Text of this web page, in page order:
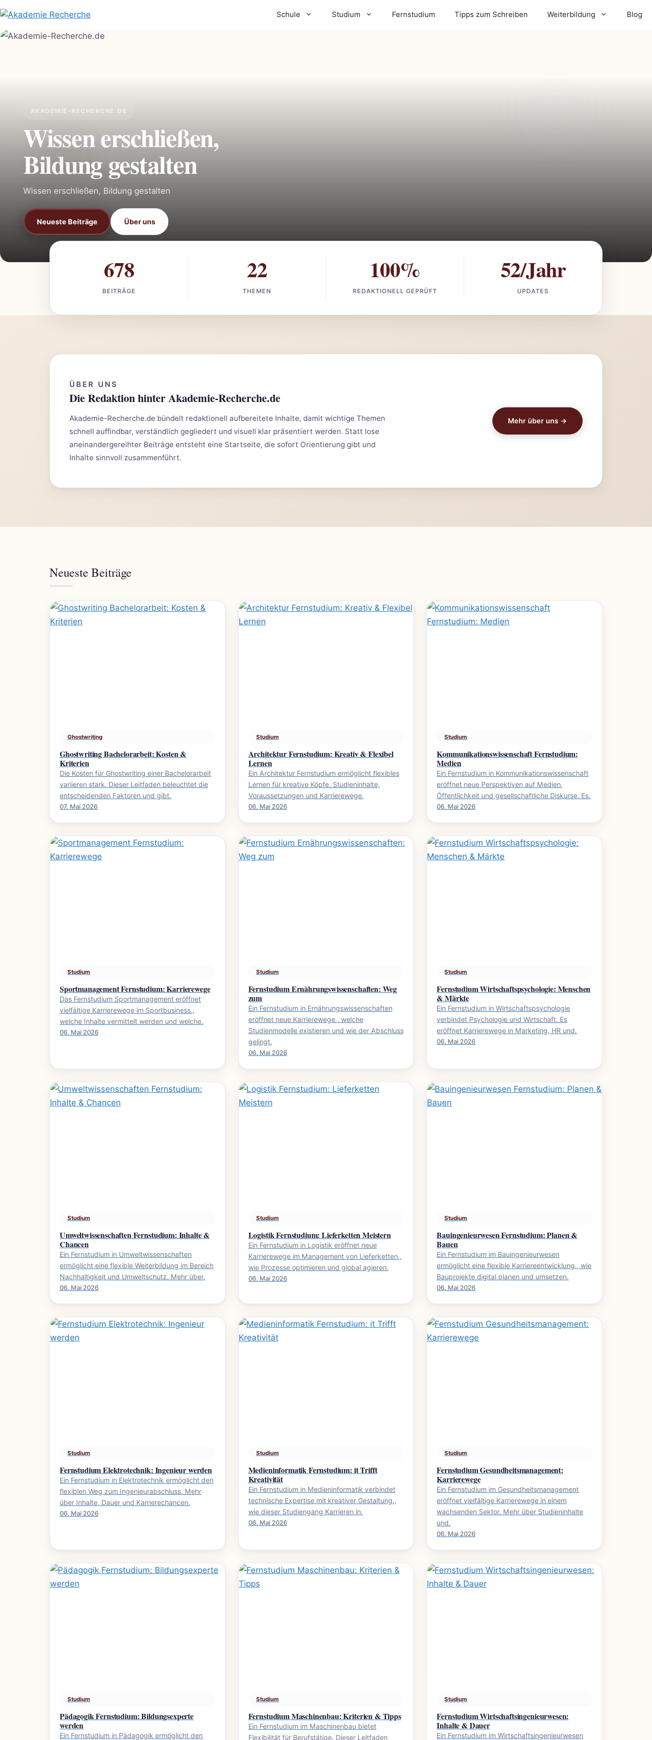
Inhalt
springen
Schule Studium Fernstudium Tipps zum Schreiben Weiterbildung Blog
AKADEMIE-RECHERCHE.DE
Wissen erschließen,
Bildung gestalten
Wissen erschließen, Bildung gestalten
Neueste Beiträge Über uns
678
BEITRÄGE
22
THEMEN
100%
REDAKTIONELL GEPRÜFT
52/Jahr
UPDATES
ÜBER UNS
Die Redaktion hinter Akademie-Recherche.de
Akademie-Recherche.de bündelt redaktionell aufbereitete Inhalte, damit wichtige Themen
schnell auffindbar, verständlich gegliedert und visuell klar präsentiert werden. Statt lose
aneinandergereihter Beiträge entsteht eine Startseite, die sofort Orientierung gibt und
Inhalte sinnvoll zusammenführt.
Mehr über uns →
Neueste Beiträge
Ghostwriting
Ghostwriting Bachelorarbeit: Kosten &
Kriterien
Die Kosten für Ghostwriting einer Bachelorarbeit
variieren stark. Dieser Leitfaden beleuchtet die
entscheidenden Faktoren und gibt.
07. Mai 2026
Studium
Architektur Fernstudium: Kreativ & Flexibel
Lernen
Ein Architektur Fernstudium ermöglicht flexibles
Lernen für kreative Köpfe. Studieninhalte,
Voraussetzungen und Karrierewege.
06. Mai 2026
Studium
Kommunikationswissenschaft Fernstudium:
Medien
Ein Fernstudium in Kommunikationswissenschaft
eröffnet neue Perspektiven auf Medien,
Öffentlichkeit und gesellschaftliche Diskurse. Es.
06. Mai 2026
Studium
Sportmanagement Fernstudium: Karrierewege
Das Fernstudium Sportmanagement eröffnet
vielfältige Karrierewege im Sportbusiness.,
welche Inhalte vermittelt werden und welche.
06. Mai 2026
Studium
Fernstudium Ernährungswissenschaften: Weg
zum
Ein Fernstudium in Ernährungswissenschaften
eröffnet neue Karrierewege., welche
Studienmodelle existieren und wie der Abschluss
gelingt.
06. Mai 2026
Studium
Fernstudium Wirtschaftspsychologie: Menschen
& Märkte
Ein Fernstudium in Wirtschaftspsychologie
verbindet Psychologie und Wirtschaft. Es
eröffnet Karrierewege in Marketing, HR und.
06. Mai 2026
Studium
Umweltwissenschaften Fernstudium: Inhalte &
Chancen
Ein Fernstudium in Umweltwissenschaften
ermöglicht eine flexible Weiterbildung im Bereich
Nachhaltigkeit und Umweltschutz. Mehr über.
06. Mai 2026
Studium
Logistik Fernstudium: Lieferketten Meistern
Ein Fernstudium in Logistik eröffnet neue
Karrierewege im Management von Lieferketten.,
wie Prozesse optimieren und global agieren.
06. Mai 2026
Studium
Bauingenieurwesen Fernstudium: Planen &
Bauen
Ein Fernstudium im Bauingenieurwesen
ermöglicht eine flexible Karriereentwicklung., wie
Bauprojekte digital planen und umsetzen.
06. Mai 2026
Studium
Fernstudium Elektrotechnik: Ingenieur werden
Ein Fernstudium in Elektrotechnik ermöglicht den
flexiblen Weg zum Ingenieurabschluss. Mehr
über Inhalte, Dauer und Karrierechancen.
06. Mai 2026
Studium
Medieninformatik Fernstudium: it Trifft
Kreativität
Ein Fernstudium in Medieninformatik verbindet
technische Expertise mit kreativer Gestaltung.,
wie dieser Studiengang Karrieren in.
06. Mai 2026
Studium
Fernstudium Gesundheitsmanagement:
Karrierewege
Ein Fernstudium im Gesundheitsmanagement
eröffnet vielfältige Karrierewege in einem
wachsenden Sektor. Mehr über Studieninhalte
und.
06. Mai 2026
Studium
Pädagogik Fernstudium: Bildungsexperte
werden
Ein Fernstudium in Pädagogik ermöglicht den
Studium
Fernstudium Maschinenbau: Kriterien & Tipps
Ein Fernstudium im Maschinenbau bietet
Flexibilität für Berufstätige. Dieser Leitfaden
Studium
Fernstudium Wirtschaftsingenieurwesen:
Inhalte & Dauer
Ein Fernstudium im Wirtschaftsingenieurwesen